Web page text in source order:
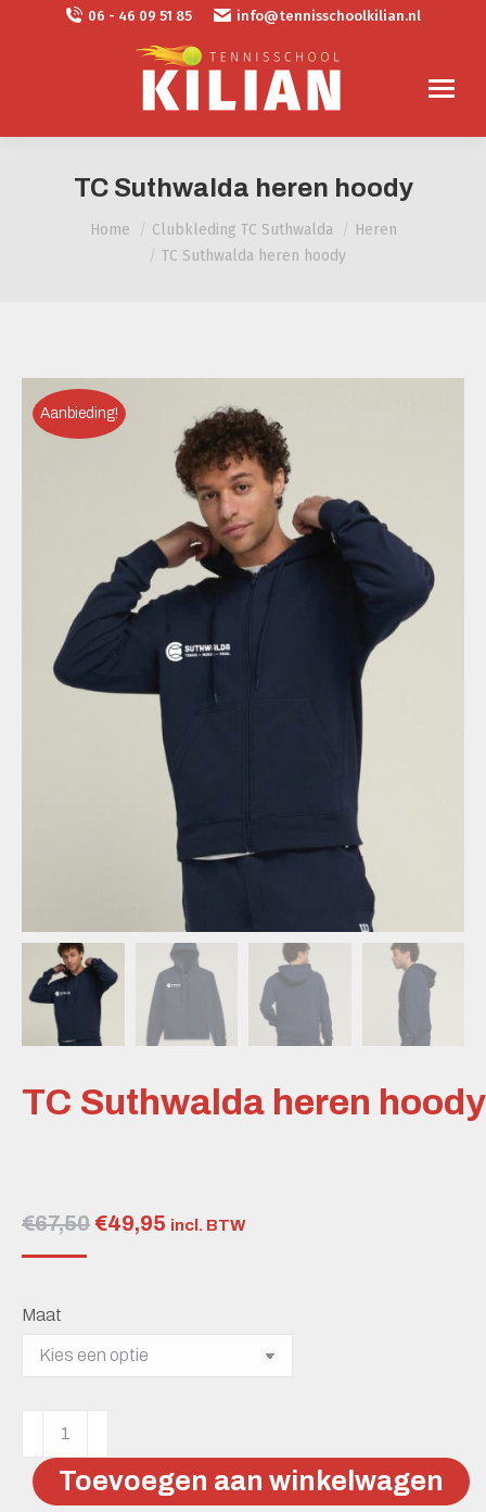
06 - 46 09 51 85 info@tennisschoolkilian.nl
TC Suthwalda heren hoody
Je bent hier:
Home Clubkleding TC Suthwalda
Heren
TC Suthwalda heren hoody
Aanbieding!
TC Suthwalda heren hoody
€67,50 Oorspronkelijke
€49,95 Huidige
incl. BTW
Maat
heren
hoody
Toevoegen aan winkelwagen